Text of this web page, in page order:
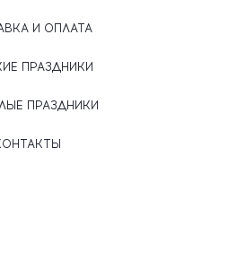
И ОПЛАТА
ПРАЗДНИКИ
ПРАЗДНИКИ